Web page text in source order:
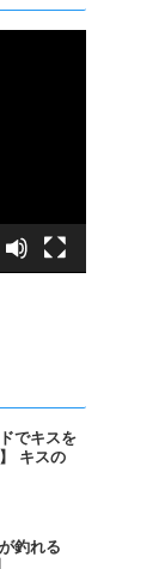
でキスを
キスの
釣れる